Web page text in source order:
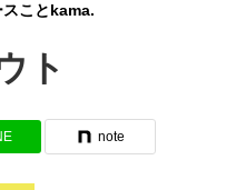
スことkama.
ト
note